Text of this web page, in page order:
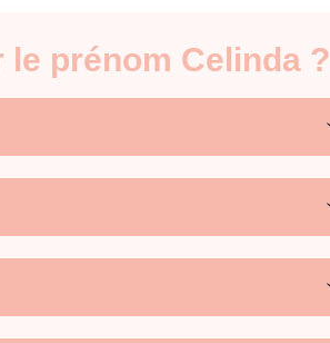
prénom Celinda ?